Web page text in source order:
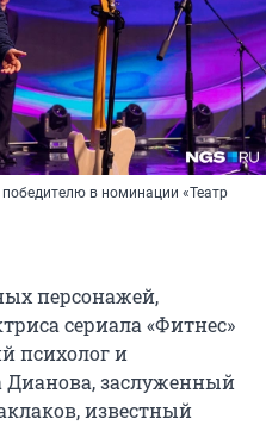
в номинации «Театр
персонажей,
сериала «Фитнес»
психолог и
заслуженный
известный